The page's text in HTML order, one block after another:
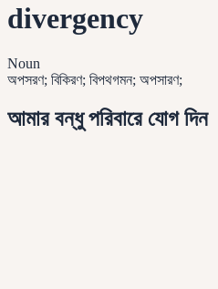
divergency
Noun
অপসরণ; বিকিরণ; বিপথগমন; অপসারণ;
আমার বন্ধু পরিবারে যোগ দিন